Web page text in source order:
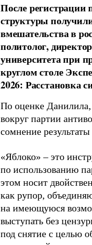
После регистрации
структуры
вмешательства в
политолог,
университета при
круглом столе
2026: Расстановка
По оценке Данилила,
вокруг партии
сомнение результаты
«Яблоко» – это
по использованию
этом носит
как рупор,
на имеющуюся
выступать без
под снятие с целью